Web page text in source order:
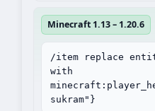
Minecraft 1.13 – 1.20.6
/item replace
with
sukram"}